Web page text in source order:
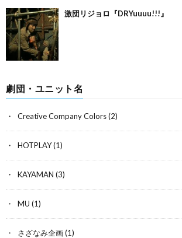
激団リジョロ『DRYuuuu!!!』
劇団・ユニット名
Creative Company Colors(2)
HOTPLAY(1)
KAYAMAN (3)
MU (1)
さざなみ企画(1)